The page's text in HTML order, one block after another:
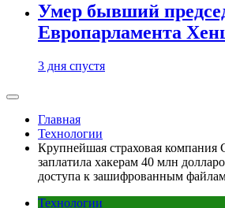
Умер бывший
Европарламента
3 дня спустя
Главная
Технологии
Крупнейшая страховая
заплатила хакерам 40 млн
доступа к зашифрованным
Технологии